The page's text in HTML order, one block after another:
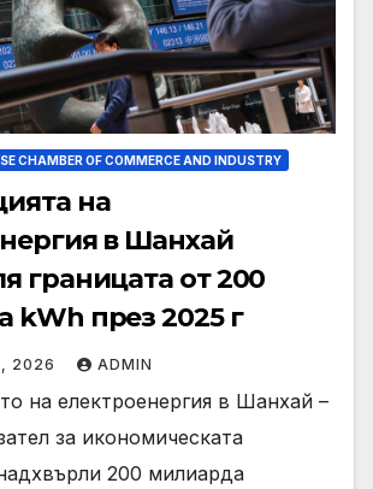
CHAMBER OF COMMERCE AND INDUSTRY
на
в Шанхай
границата от 200
kWh през 2025 г
2026 ADMIN
на електроенергия в Шанхай –
за икономическата
200 милиарда